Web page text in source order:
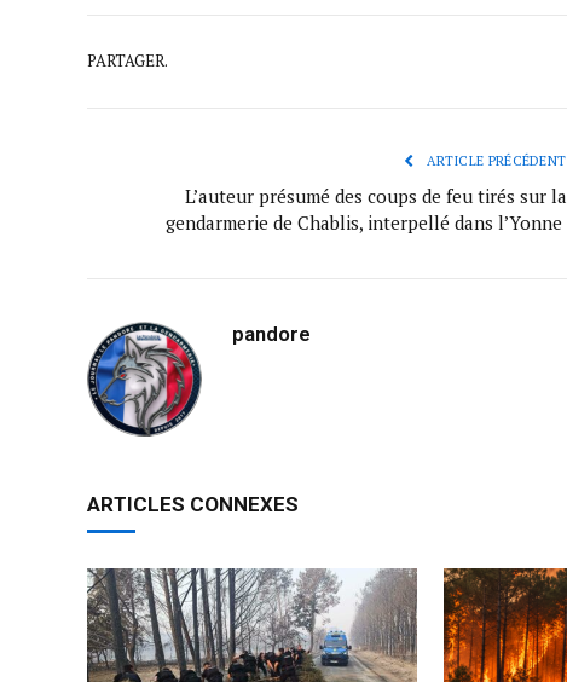
PARTAGER.
ARTICLE PRÉCÉDENT
L’auteur présumé des coups de feu tirés sur la
gendarmerie de Chablis, interpellé dans l’Yonne
pandore
ARTICLES CONNEXES